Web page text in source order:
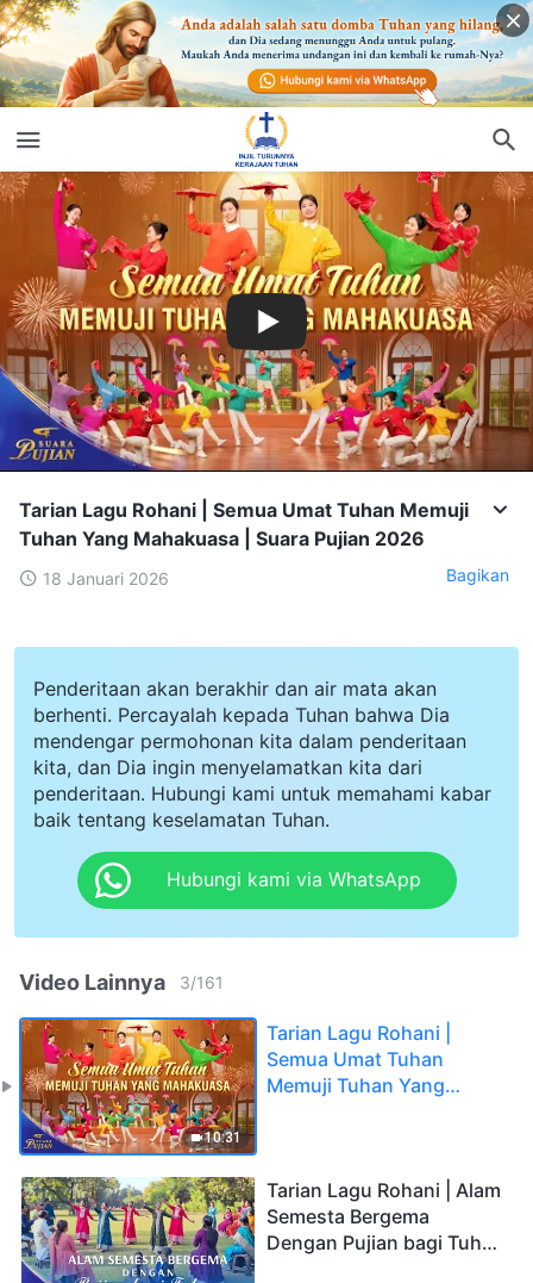
Tarian Lagu Rohani | Semua Umat Tuhan Memuji
Tuhan Yang Mahakuasa | Suara Pujian 2026
18 Januari 2026 Bagikan
Penderitaan akan berakhir dan air mata akan
berhenti. Percayalah kepada Tuhan bahwa Dia
mendengar permohonan kita dalam penderitaan
kita, dan Dia ingin menyelamatkan kita dari
penderitaan. Hubungi kami untuk memahami kabar
baik tentang keselamatan Tuhan.
Hubungi kami via WhatsApp
Video Lainnya 3/161
10:31
Tarian Lagu Rohani |
Semua Umat Tuhan
Memuji Tuhan Yang
Tarian Lagu Rohani | Alam
Semesta Bergema
Dengan Pujian bagi Tuhan